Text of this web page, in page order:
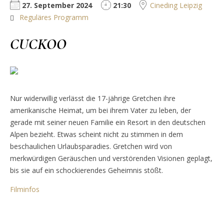
27. September 2024 21:30
Cineding Leipzig
Reguläres Programm
CUCKOO
Nur widerwillig verlässt die 17-jährige Gretchen ihre
amerikanische Heimat, um bei ihrem Vater zu leben, der
gerade mit seiner neuen Familie ein Resort in den deutschen
Alpen bezieht. Etwas scheint nicht zu stimmen in dem
beschaulichen Urlaubsparadies. Gretchen wird von
merkwürdigen Geräuschen und verstörenden Visionen geplagt,
bis sie auf ein schockierendes Geheimnis stößt.
Filminfos